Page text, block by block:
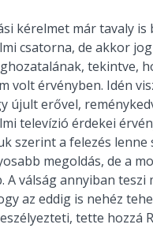
kérelmet már tavaly is
csatorna, de akkor
tekintve,
volt érvényben. Idén
újult erővel,
televízió érdekei
szerint a felezés lenne
megoldás, de a
A válság annyiban teszi
az eddig is nehéz
tette hozzá